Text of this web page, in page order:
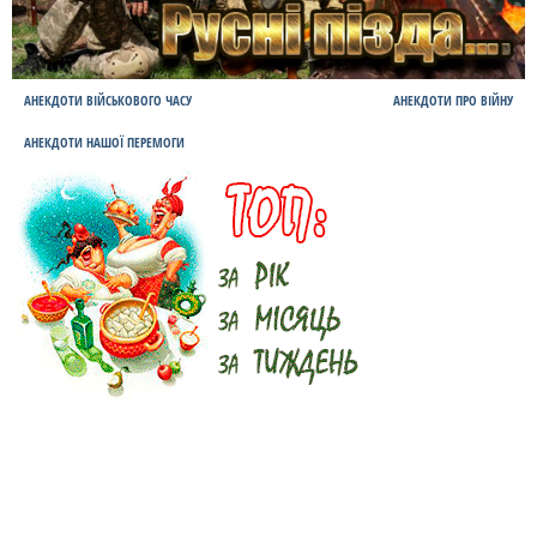
АНЕКДОТИ ВІЙСЬКОВОГО ЧАСУ АНЕКДОТИ ПРО ВІЙНУ
АНЕКДОТИ НАШОЇ ПЕРЕМОГИ